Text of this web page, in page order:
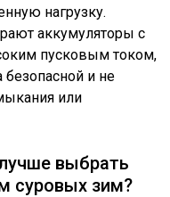
нагрузку.
аккумуляторы с
пусковым током,
и не
или
выбрать
суровых зим?